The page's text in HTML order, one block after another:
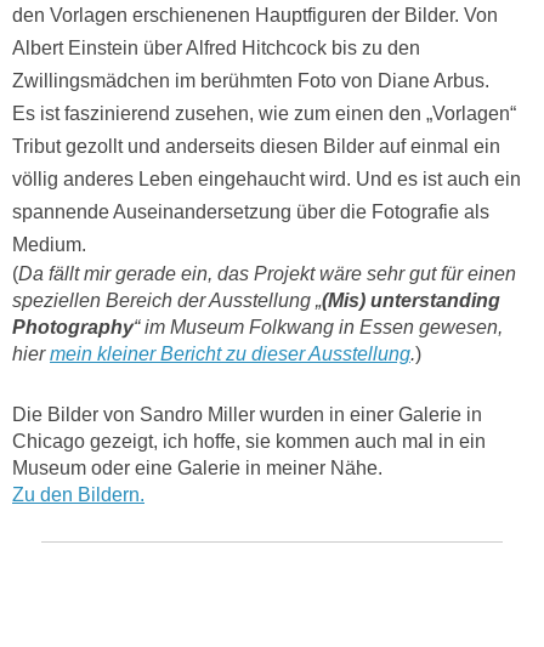
den Vorlagen erschienenen Hauptfiguren der Bilder. Von
Albert Einstein über Alfred Hitchcock bis zu den
Zwillingsmädchen im berühmten Foto von Diane Arbus.
Es ist faszinierend zusehen, wie zum einen den „Vorlagen“
Tribut gezollt und anderseits diesen Bilder auf einmal ein
völlig anderes Leben eingehaucht wird. Und es ist auch ein
spannende Auseinandersetzung über die Fotografie als
Medium.
(Da fällt mir gerade ein, das Projekt wäre sehr gut für einen
speziellen Bereich der Ausstellung „(Mis) unterstanding
Photography“ im Museum Folkwang in Essen gewesen,
hiermein kleiner Bericht zu dieser Ausstellung.)
Die Bilder von Sandro Miller wurden in einer Galerie in
Chicago gezeigt, ich hoffe, sie kommen auch mal in ein
Museum oder eine Galerie in meiner Nähe.
Zu den Bildern.